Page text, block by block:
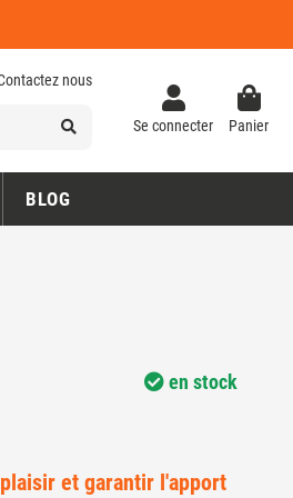
nous
Se connecter Panier
BLOG
et garantir l'apport
en stock